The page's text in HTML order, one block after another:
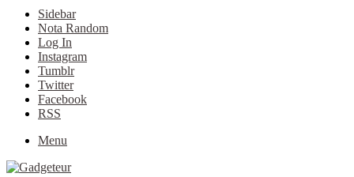
Sidebar
Nota Random
Log In
Instagram
Tumblr
Twitter
Facebook
RSS
Menu